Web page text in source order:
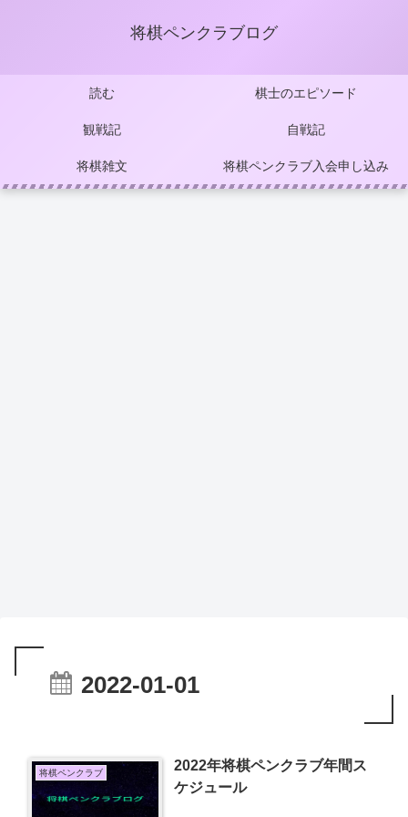
将棋ペンクラブログ
読む 棋士のエピソード
観戦記 自戦記
将棋雑文 将棋ペンクラブ入会申し込み
2022-01-01
将棋ペンクラブ
2022年将棋ペンクラブ年間ス
ケジュール